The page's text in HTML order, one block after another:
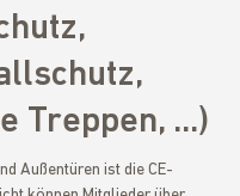
Treppen, ...)
Außentüren ist die CE-